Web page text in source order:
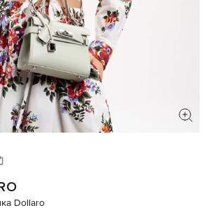
еще
Dollaro